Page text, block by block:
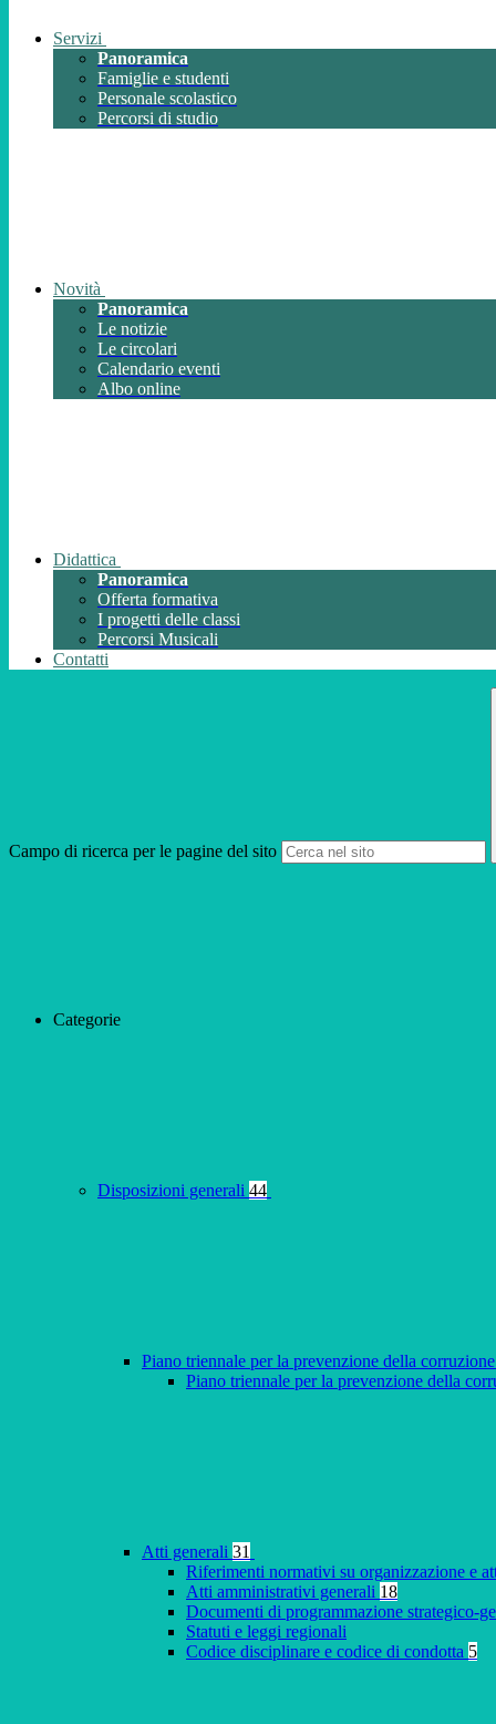
Servizi
Panoramica
Famiglie e studenti
Personale scolastico
Percorsi di studio
Novità
Panoramica
Le notizie
Le circolari
Calendario eventi
Albo online
Didattica
Panoramica
Offerta formativa
I progetti delle classi
Percorsi Musicali
Contatti
Campo di ricerca per le pagine del sito
Categorie
Disposizioni generali 44
Piano triennale per la prevenzione della
Piano triennale per la prevenzione della
Atti generali 31
Riferimenti normativi su organizzazione e
Atti amministrativi generali 18
Documenti di programmazione strategico-
Statuti e leggi regionali
Codice disciplinare e codice di condotta 5